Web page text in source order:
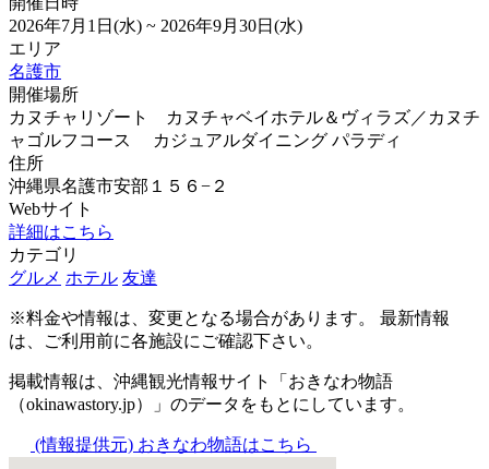
2026年7月1日(水) ~ 2026年9月30日(水)
エリア
名護市
開催場所
カヌチャリゾート カヌチャベイホテル＆ヴィラズ／カヌチ
ャゴルフコース カジュアルダイニング パラディ
住所
沖縄県名護市安部１５６−２
Webサイト
詳細はこちら
カテゴリ
グルメ ホテル 友達
※料金や情報は、変更となる場合があります。 最新情報
は、ご利用前に各施設にご確認下さい。
掲載情報は、沖縄観光情報サイト「おきなわ物語
（okinawastory.jp）」のデータをもとにしています。
(情報提供元) おきなわ物語はこちら